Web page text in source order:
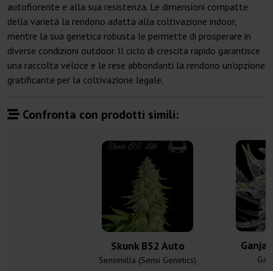
autofiorente e alla sua resistenza. Le dimensioni compatte
della varietà la rendono adatta alla coltivazione indoor,
mentre la sua genetica robusta le permette di prosperare in
diverse condizioni outdoor. Il ciclo di crescita rapido garantisce
una raccolta veloce e le rese abbondanti la rendono un’opzione
gratificante per la coltivazione legale.
Confronta con prodotti simili:
Skunk B52 Auto
Sensimilla (Sensi Genetics)
Ganja